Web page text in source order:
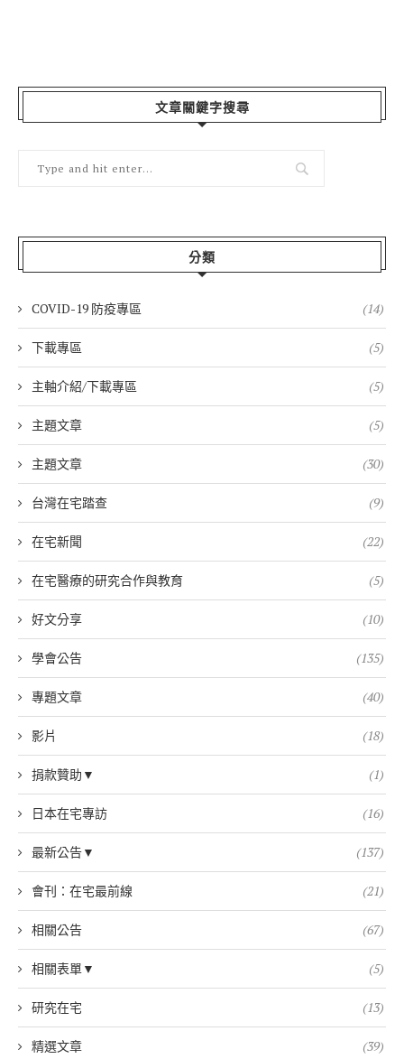
文章關鍵字搜尋
分類
COVID-19 防疫專區 (14)
下載專區 (5)
主軸介紹/下載專區 (5)
主題文章 (5)
主題文章 (30)
台灣在宅踏查 (9)
在宅新聞 (22)
在宅醫療的研究合作與教育 (5)
好文分享 (10)
學會公告 (135)
專題文章 (40)
影片 (18)
捐款贊助▼ (1)
日本在宅專訪 (16)
最新公告▼ (137)
會刊：在宅最前線 (21)
相關公告 (67)
相關表單▼ (5)
研究在宅 (13)
精選文章 (39)